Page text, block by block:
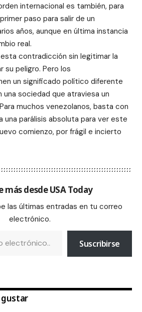
internacional es también, para
paso para salir de un
años, aunque en última instancia
real.
contradicción sin legitimar la
su peligro. Pero los
un significado político diferente
una sociedad que atraviesa un
muchos venezolanos, basta con
una parálisis absoluta para ver este
comienzo, por frágil e incierto
más desde USA Today
las últimas entradas en tu correo
electrónico.
Suscribirse
gustar